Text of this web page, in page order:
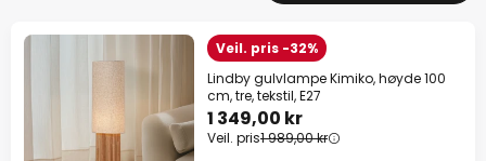
Veil. pris -32%
Lindby gulvlampe Kimiko, høyde 100
cm, tre, tekstil, E27
1 349,00 kr
Veil. pris1 989,00 kr